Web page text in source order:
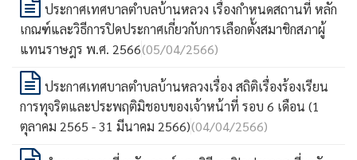
ประกาศเทศบาลตำบลบ้านหลวง เรื่องกำหนดสถานที่ หลัก
เกณฑ์และวิธีการปิดประกาศเกี่ยวกับการเลือกตั้งสมาชิกสภาผู้
แทนราษฎร พ.ศ. 2566(05/04/2566)
ประกาศเทศบาลตำบลบ้านหลวงเรื่อง สถิติเรื่องร้องเรียน
การทุจริตและประพฤติมิชอบของเจ้าหน้าที่ รอบ 6 เดือน (1
ตุลาคม 2565 - 31 มีนาคม 2566)(04/04/2566)